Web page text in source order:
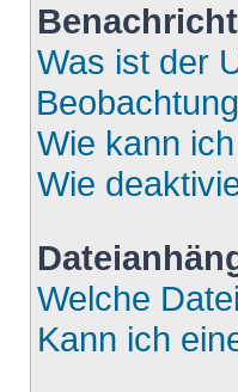
Was ist der
Wie kann
Wie
Welche
Kann ich